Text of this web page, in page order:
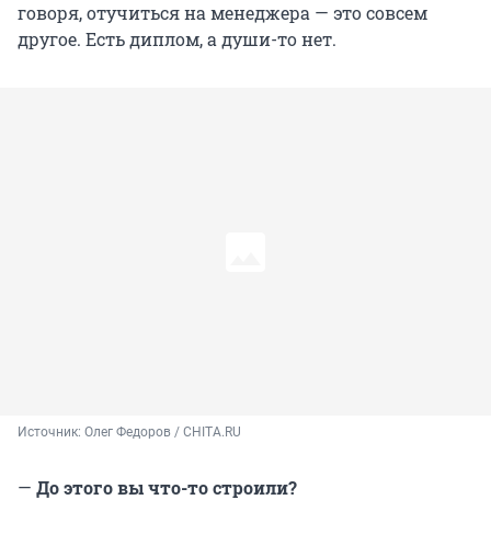
говоря, отучиться на менеджера — это совсем
другое. Есть диплом, а души-то нет.
Источник: Олег Федоров / CHITA.RU
— До этого вы что-то строили?